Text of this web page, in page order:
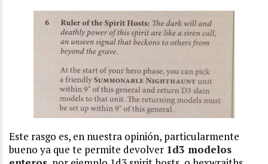
Este rasgo es, en nuestra opinión, particularmente
bueno ya que te permite devolver 1d3 modelos